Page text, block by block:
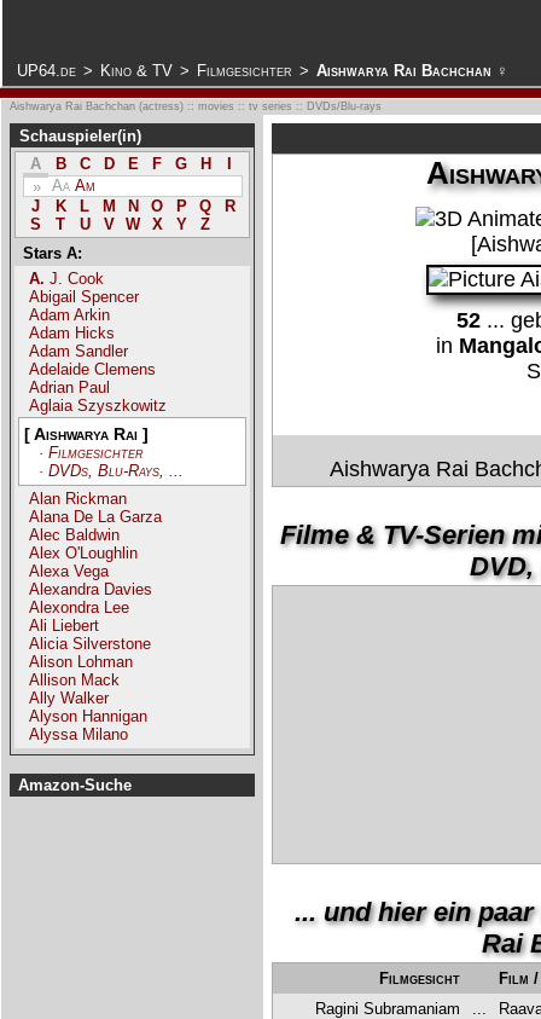
UP64.de > Kino & TV > Filmgesichter > Aishwarya Rai Bachchan ♀
Aishwarya Rai Bachchan (actress) :: movies :: tv series :: DVDs/Blu-rays
Schauspieler(in)
A
B C D E F G H
»
Aa Am
J
K L M N O P Q
R
S
T U V W X Y
Z
Stars A:
A. J. Cook
Abigail Spencer
Adam Arkin
Adam Hicks
Adam Sandler
Adelaide Clemens
Adrian Paul
Aglaia Szyszkowitz
[ Aishwarya Rai ]
· Filmgesichter
· DVDs, Blu-Rays, ...
Alan Rickman
Alana De La Garza
Alec Baldwin
Alex O'Loughlin
Alexa Vega
Alexandra Davies
Alexondra Lee
Ali Liebert
Alicia Silverstone
Alison Lohman
Allison Mack
Ally Walker
Alyson Hannigan
Alyssa Milano
Amazon-Suche
52...
in
Aishwarya Rai
Filme & TV-Serien
... und hier ein
Rai
Filmgesicht
Film
Ragini Subramaniam